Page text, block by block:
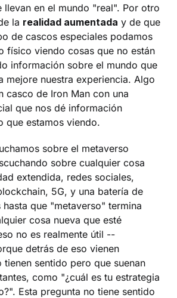
llevan en el mundo "real". Por otro
la realidad aumentada y de que
de cascos especiales podamos
físico viendo cosas que no están
información sobre el mundo que
mejore nuestra experiencia. Algo
casco de Iron Man con una
que nos dé información
que estamos viendo.
sobre el metaverso
sobre cualquier cosa
extendida, redes sociales,
5G, y una batería de
que "metaverso" termina
cosa nueva que esté
no es realmente útil --
detrás de eso vienen
tienen sentido pero que suenan
como "¿cuál es tu estrategia
Esta pregunta no tiene sentido